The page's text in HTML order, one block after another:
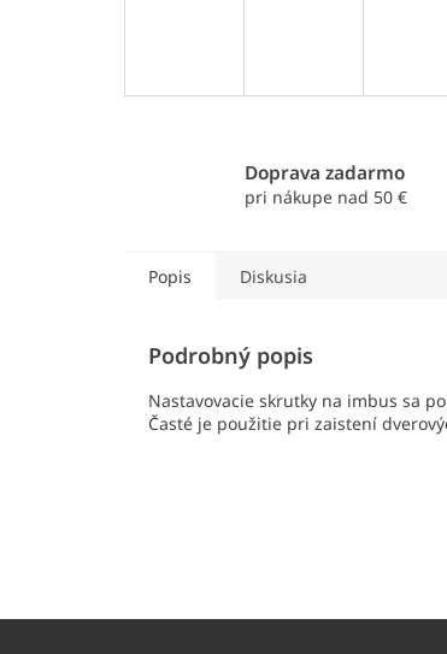
Doprava zadarmo
pri nákupe nad 50 €
Popis Diskusia
Podrobný popis
Nastavovacie skrutky na imbus sa
Časté je použitie pri zaistení